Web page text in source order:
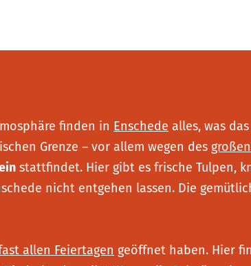
finden in Enschede alles, was
Grenze – vor allem wegen des
stattfindet. Hier gibt es frische Tulpen,
nicht entgehen lassen. Die
allen Feiertagen geöffnet haben. Hier